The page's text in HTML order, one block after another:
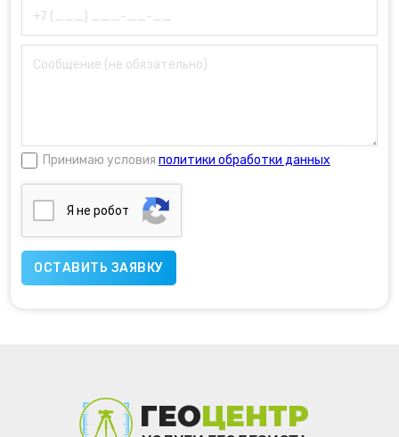
Принимаю условия политики обработки данных
Я нe poбoт